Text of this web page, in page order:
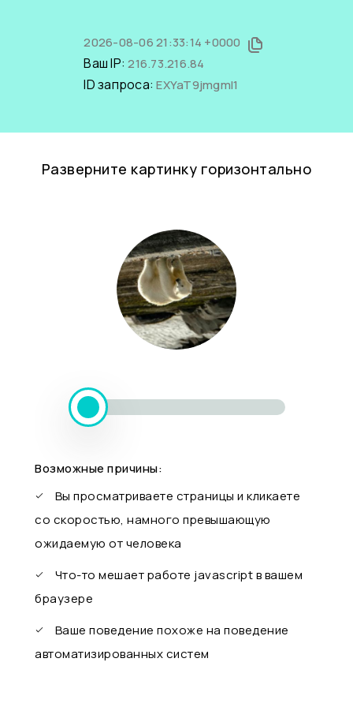
2026-08-06 21:33:14 +0000
Ваш IP:216.73.216.84
ID запроса:EXYaT9jmgmI1
Разверните картинку горизонтально
Возможные причины:
Вы просматриваете страницы и кликаете
со скоростью, намного превышающую
ожидаемую от человека
Что-то мешает работе javascript в вашем
браузере
Ваше поведение похоже на поведение
автоматизированных систем